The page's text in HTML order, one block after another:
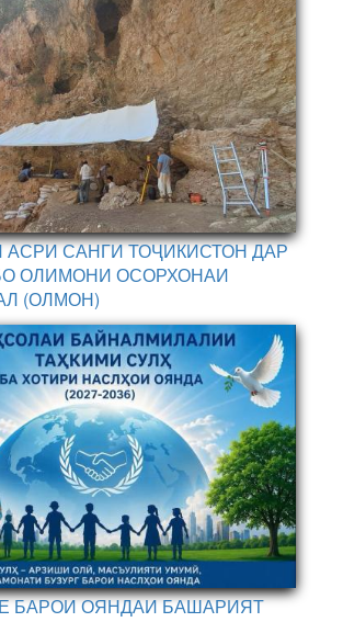
АСРИ САНГИ ТОҶИКИСТОН ДАР
ОЛИМОНИ ОСОРХОНАИ
(ОЛМОН)
БАРОИ ОЯНДАИ БАШАРИЯТ